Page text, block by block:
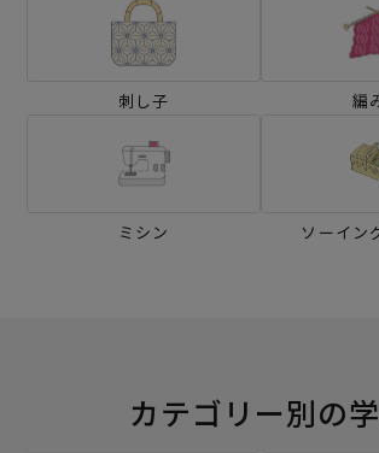
刺し子 編
ミシン ソーイン
カテゴリー別の